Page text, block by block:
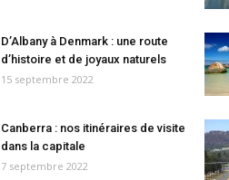
D’Albany à Denmark : une route
d’histoire et de joyaux naturels
15 septembre 2022
Canberra : nos itinéraires de visite
dans la capitale
7 septembre 2022